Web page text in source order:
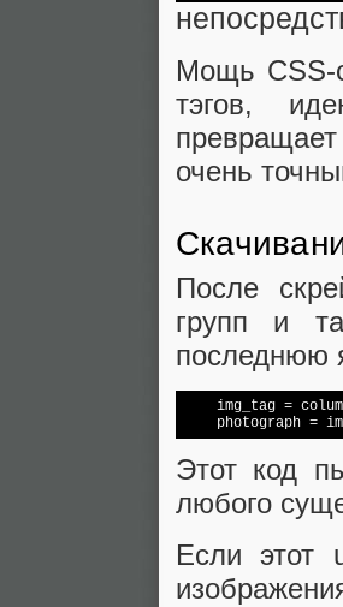
Мощь CSS-
тэгов,
очень
После
групп и
последнюю
img_tag =
photograph =
Этот код
любого
Если этот